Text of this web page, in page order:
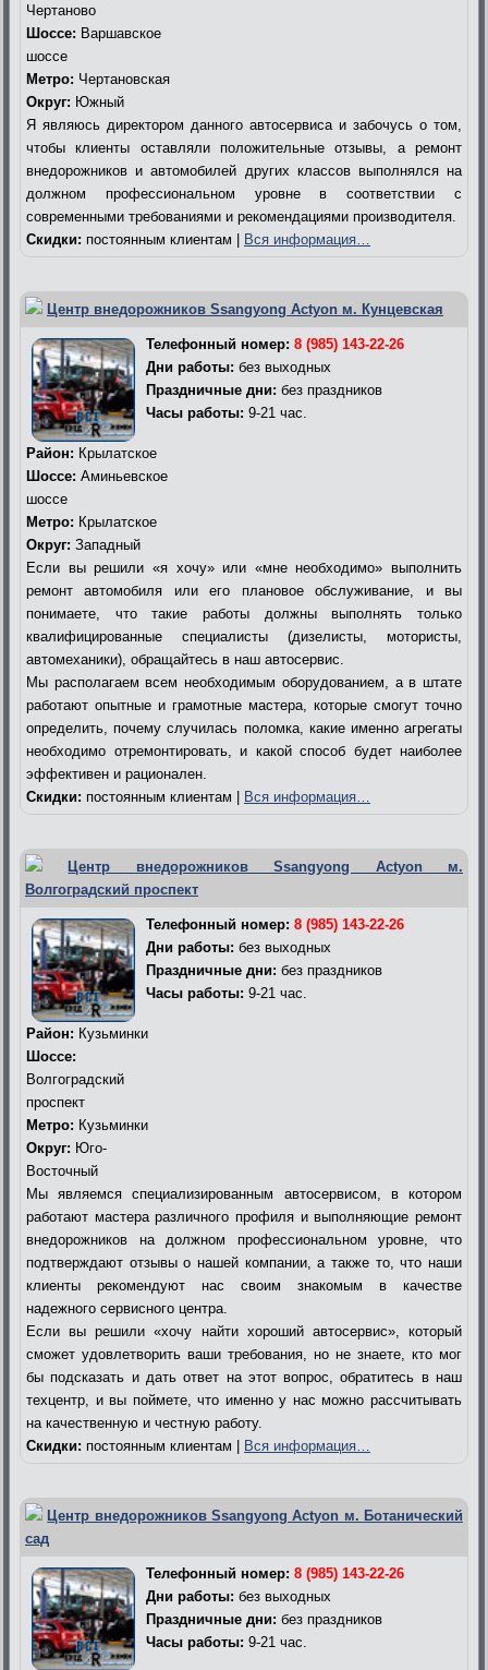
Чертаново
Шоссе: Варшавское
шоссе
Метро: Чертановская
Округ: Южный
Я являюсь директором данного автосервиса и забочусь о том,
чтобы клиенты оставляли положительные отзывы, а ремонт
внедорожников и автомобилей других классов выполнялся на
должном профессиональном уровне в соответствии с
современными требованиями и рекомендациями производителя.
Скидки: постоянным клиентам | Вся информация…
Центр внедорожников Ssangyong Actyon м. Кунцевская
Телефонный номер: 8 (985) 143-22-26
Дни работы: без выходных
Праздничные дни: без праздников
Часы работы: 9-21 час.
Район: Крылатское
Шоссе: Аминьевское
шоссе
Метро: Крылатское
Округ: Западный
Если вы решили «я хочу» или «мне необходимо» выполнить
ремонт автомобиля или его плановое обслуживание, и вы
понимаете, что такие работы должны выполнять только
квалифицированные специалисты (дизелисты, мотористы,
автомеханики), обращайтесь в наш автосервис.
Мы располагаем всем необходимым оборудованием, а в штате
работают опытные и грамотные мастера, которые смогут точно
определить, почему случилась поломка, какие именно агрегаты
необходимо отремонтировать, и какой способ будет наиболее
эффективен и рационален.
Скидки: постоянным клиентам | Вся информация…
Центр внедорожников Ssangyong Actyon м.
Волгоградский проспект
Телефонный номер: 8 (985) 143-22-26
Дни работы: без выходных
Праздничные дни: без праздников
Часы работы: 9-21 час.
Район: Кузьминки
Шоссе:
Волгоградский
проспект
Метро: Кузьминки
Округ: Юго-
Восточный
Мы являемся специализированным автосервисом, в котором
работают мастера различного профиля и выполняющие ремонт
внедорожников на должном профессиональном уровне, что
подтверждают отзывы о нашей компании, а также то, что наши
клиенты рекомендуют нас своим знакомым в качестве
надежного сервисного центра.
Если вы решили «хочу найти хороший автосервис», который
сможет удовлетворить ваши требования, но не знаете, кто мог
бы подсказать и дать ответ на этот вопрос, обратитесь в наш
техцентр, и вы поймете, что именно у нас можно рассчитывать
на качественную и честную работу.
Скидки: постоянным клиентам | Вся информация…
Центр внедорожников Ssangyong Actyon м. Ботанический
сад
Телефонный номер: 8 (985) 143-22-26
Дни работы: без выходных
Праздничные дни: без праздников
Часы работы: 9-21 час.